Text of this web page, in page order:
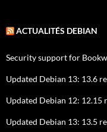
ACTUALITÉS DEBIAN
Security support for
Updated Debian 13: 13.6
Updated Debian 12: 12.15
Updated Debian 13: 13.5